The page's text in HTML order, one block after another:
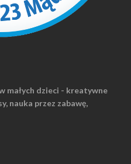
małych dzieci - kreatywne
nauka przez zabawę,